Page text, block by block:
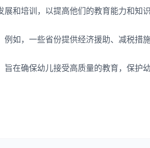
和培训，以提高他们的教育能力和知
如，一些省份提供经济援助、减税措
在确保幼儿接受高质量的教育，保护